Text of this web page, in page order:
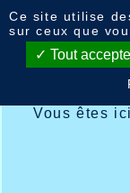
Vous êtes
Ce site utilise
sur ceux que
Tout